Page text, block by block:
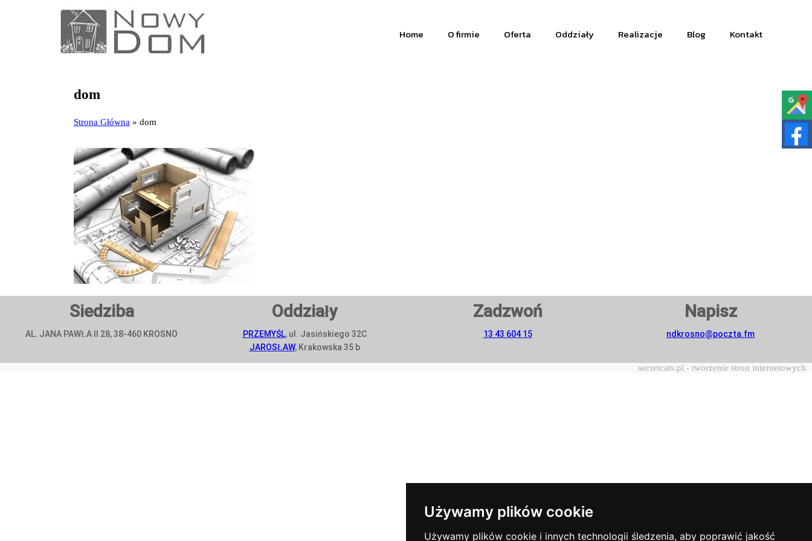
Używamy plików cookie
Używamy plików cookie i innych technologii śledzenia, aby poprawić jakość
Home O firmie Oferta Oddziały Realizacje Blog Kontakt
dom
Strona Główna » dom
Siedziba
AL. JANA PAWŁA II 28, 38-460 KROSNO
Oddziały
PRZEMYŚL, ul. Jasińskiego 32C
JAROSŁAW, Krakowska 35 b
Zadzwoń
13 43 604 15
Napisz
ndkrosno@poczta.fm
secretcats.pl - tworzenie stron internetowych